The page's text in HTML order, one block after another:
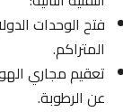
فتح الوحدات
المتراكم.
تعقيم مجاري الهواء
عن الرطوبة.